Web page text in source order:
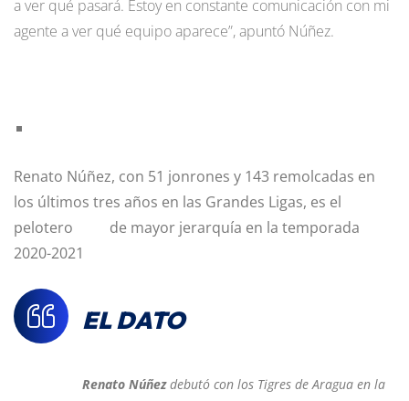
a ver qué pasará. Estoy en constante comunicación con mi
agente a ver qué equipo aparece”, apuntó Núñez.
Renato Núñez, con 51 jonrones y 143 remolcadas en
los últimos tres años en las Grandes Ligas, es el
pelotero de mayor jerarquía en la temporada
2020-2021
EL DATO
Renato Núñezdebutó con los Tigres de Aragua en la